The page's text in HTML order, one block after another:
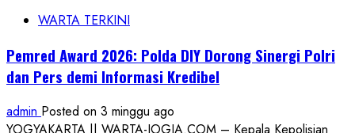
Resmi
Pendidikan
Tantama
TA
WARTA TERKINI
Pemred Award 2026: Polda DIY Dorong Sinergi Polri
dan Pers demi Informasi Kredibel
admin Posted on 3 minggu ago
YOGYAKARTA || WARTA-JOGJA.COM – Kepala Kepolisian